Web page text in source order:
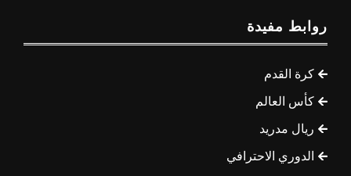
روابط مفيدة
كرة القدم
كأس العالم
ريال مدريد
الدوري الاحترافي